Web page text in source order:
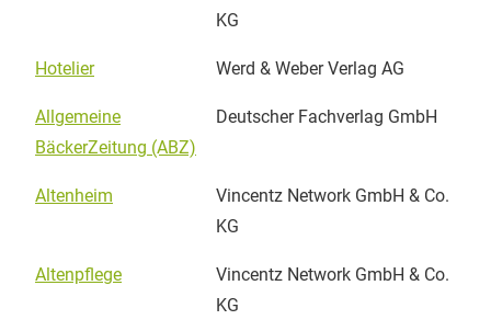
KG
Hotelier Werd & Weber Verlag AG
Allgemeine
BäckerZeitung (ABZ)
Deutscher Fachverlag GmbH
Altenheim
Vincentz Network GmbH & Co.
KG
Altenpflege
Vincentz Network GmbH & Co.
KG